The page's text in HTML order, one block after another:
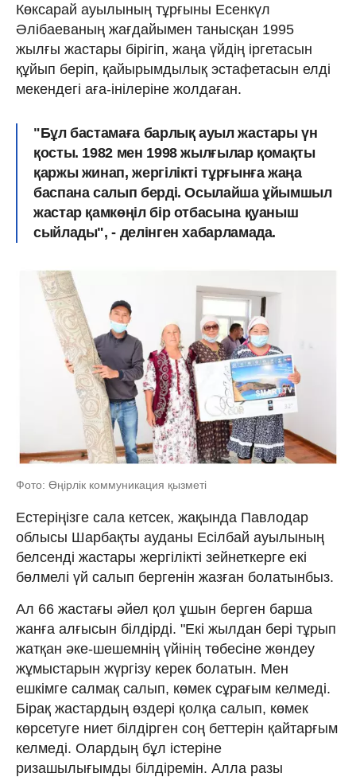
Көксарай ауылының тұрғыны Есенкүл
Әлібаеваның жағдайымен танысқан 1995
жылғы жастары бірігіп, жаңа үйдің іргетасын
құйып беріп, қайырымдылық эстафетасын елді
мекендегі аға-інілеріне жолдаған.
"Бұл бастамаға барлық ауыл жастары үн
қосты. 1982 мен 1998 жылғылар қомақты
қаржы жинап, жергілікті тұрғынға жаңа
баспана салып берді. Осылайша ұйымшыл
жастар қамкөңіл бір отбасына қуаныш
сыйлады", - делінген хабарламада.
Фото: Өңірлік коммуникация қызметі
Естеріңізге сала кетсек, жақында Павлодар
облысы Шарбақты ауданы Есілбай ауылының
белсенді жастары жергілікті зейнеткерге екі
бөлмелі үй салып бергенін жазған болатынбыз.
Ал 66 жастағы әйел қол ұшын берген барша
жанға алғысын білдірді. "Екі жылдан бері тұрып
жатқан әке-шешемнің үйінің төбесіне жөндеу
жұмыстарын жүргізу керек болатын. Мен
ешкімге салмақ салып, көмек сұрағым келмеді.
Бірақ жастардың өздері қолқа салып, көмек
көрсетуге ниет білдірген соң беттерін қайтарғым
келмеді. Олардың бұл істеріне
ризашылығымды білдіремін. Алла разы